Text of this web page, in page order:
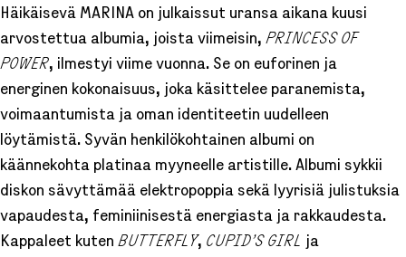
Häikäisevä MARINA on julkaissut uransa aikana kuusi
arvostettua albumia, joista viimeisin, PRINCESS OF
POWER, ilmestyi viime vuonna. Se on euforinen ja
energinen kokonaisuus, joka käsittelee paranemista,
voimaantumista ja oman identiteetin uudelleen
löytämistä. Syvän henkilökohtainen albumi on
käännekohta platinaa myyneelle artistille. Albumi sykkii
diskon sävyttämää elektropoppia sekä lyyrisiä julistuksia
vapaudesta, feminiinisestä energiasta ja rakkaudesta.
Kappaleet kuten BUTTERFLY, CUPID’S GIRL ja